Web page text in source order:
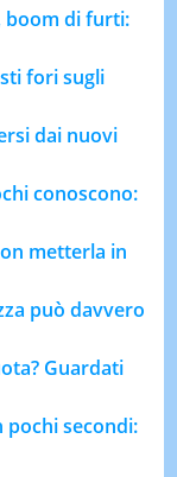
boom di furti:
fori sugli
dai nuovi
conoscono:
metterla in
può davvero
Guardati
pochi secondi: